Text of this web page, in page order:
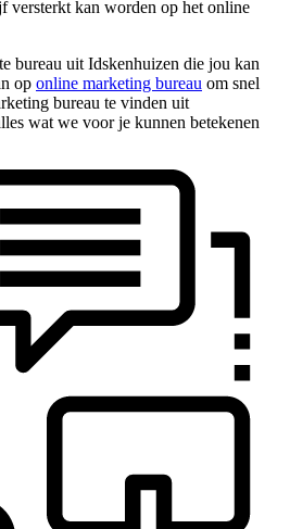
versterkt kan worden op het online
bureau uit Idskenhuizen die jou kan
op online marketing bureau om snel
bureau te vinden uit
wat we voor je kunnen betekenen